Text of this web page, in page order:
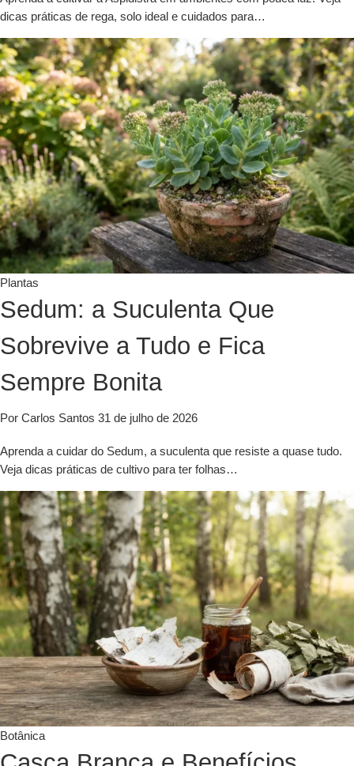
dicas práticas de rega, solo ideal e cuidados para…
Plantas
Sedum: a Suculenta Que
Sobrevive a Tudo e Fica
Sempre Bonita
Por Carlos Santos 31 de julho de 2026
Aprenda a cuidar do Sedum, a suculenta que resiste a quase tudo.
Veja dicas práticas de cultivo para ter folhas…
Botânica